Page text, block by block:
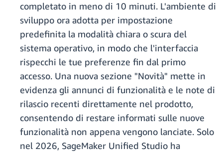
completato in meno di 10 minuti. L'ambiente di
sviluppo ora adotta per impostazione
predefinita la modalità chiara o scura del
sistema operativo, in modo che l'interfaccia
rispecchi le tue preferenze fin dal primo
accesso. Una nuova sezione "Novità" mette in
evidenza gli annunci di funzionalità e le note di
rilascio recenti direttamente nel prodotto,
consentendo di restare informati sulle nuove
funzionalità non appena vengono lanciate. Solo
nel 2026, SageMaker Unified Studio ha